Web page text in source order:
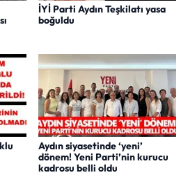
İYİ Parti Aydın Teşkilatı yasa
boğuldu
Aydın siyasetinde ‘yeni’
dönem! Yeni Parti’nin kurucu
kadrosu belli oldu